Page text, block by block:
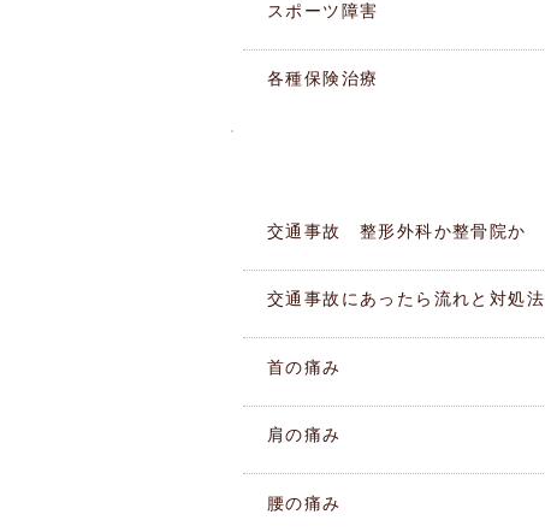
スポーツ障害
各種保険治療
交通事故 整形外科か整骨院か
交通事故にあったら流れと対処法
首の痛み
肩の痛み
腰の痛み